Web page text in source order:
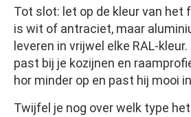
Tot slot: let op de kleur van het
is wit of antraciet, maar
leveren in vrijwel elke RAL-
past bij je kozijnen en
hor minder op en past hij mooi
Twijfel je nog over welk type